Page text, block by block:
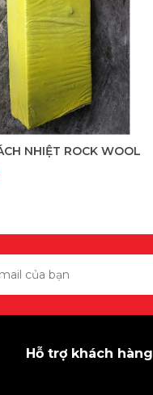
NHIỆT ROCK WOOL
Hỗ trợ khách hàng